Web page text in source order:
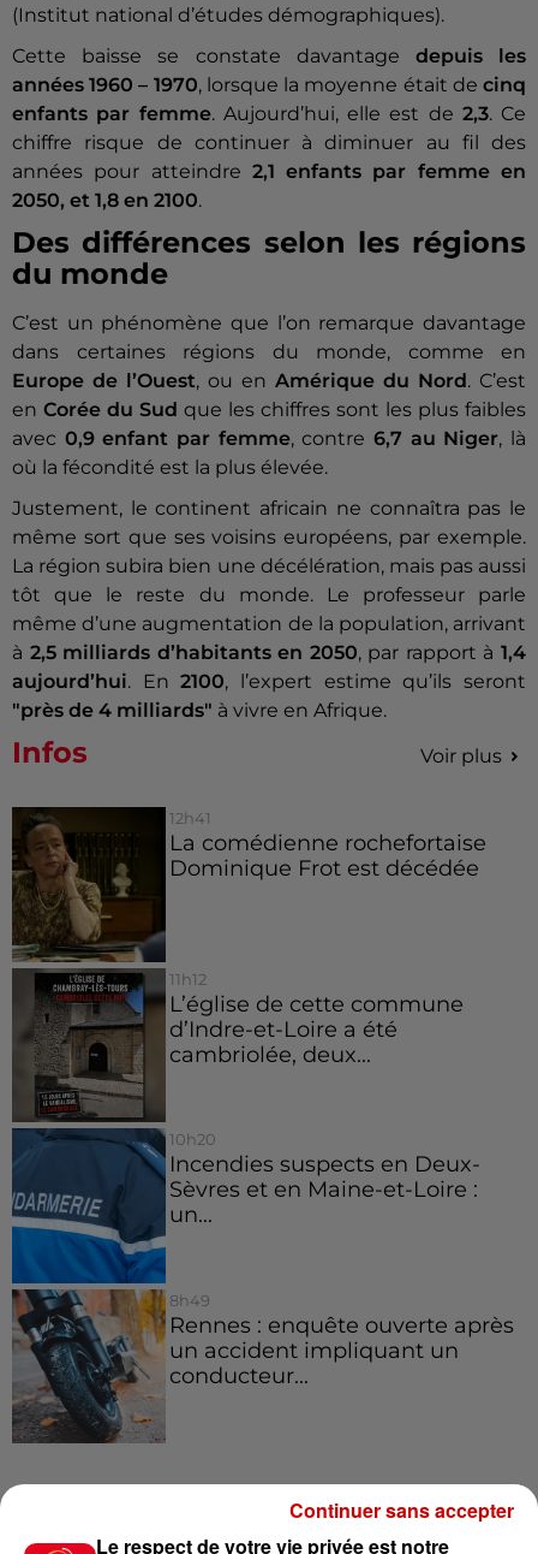
(Institut national d’études démographiques).
Cette baisse se constate davantage depuis les
années 1960 – 1970, lorsque la moyenne était decinq
enfants par femme. Aujourd’hui, elle est de 2,3. Ce
chiffre risque de continuer à diminuer au fil des
années pour atteindre 2,1 enfants par femme en
2050, et 1,8 en 2100.
Des différences selon les régions
du monde
C’est un phénomène que l’on remarque davantage
dans certaines régions du monde, comme en
Europe de l’Ouest, ou en Amérique du Nord . C’est
en Corée du Sud que les chiffres sont les plus faibles
avec 0,9 enfant par femme, contre6,7 au Niger, là
où la fécondité est la plus élevée.
Justement, le continent africain ne connaîtra pas le
même sort que ses voisins européens, par exemple.
La région subira bien une décélération, mais pas aussi
tôt que le reste du monde. Le professeur parle
même d’une augmentation de la population, arrivant
à 2,5 milliards d’habitants en 2050, par rapport à1,4
aujourd’hui. En2100, l’expert estime qu’ils seront
"près de 4 milliards" à vivre en Afrique.
Infos Voir plus
12h41
La comédienne rochefortaise
Dominique Frot est décédée
11h12
L’église de cette commune
d’Indre-et-Loire a été
cambriolée, deux...
10h20
Incendies suspects en Deux-
Sèvres et en Maine-et-Loire :
un...
8h49
Rennes : enquête ouverte après
un accident impliquant un
conducteur...
Voir plus
Le respect de votre vie privée est notre
Continuer sans accepter